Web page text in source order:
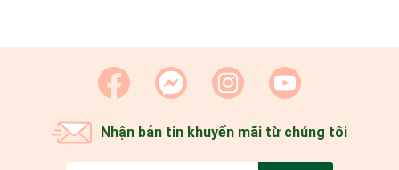
Nhận bản tin khuyến mãi từ chúng tôi